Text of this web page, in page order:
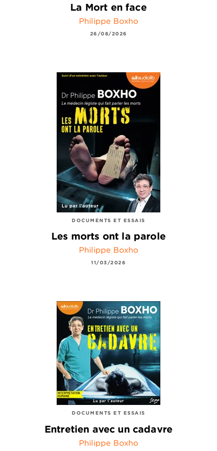
La Mort en face
Philippe Boxho
26/08/2026
DOCUMENTS ET ESSAIS
Les morts ont la parole
Philippe Boxho
11/03/2026
DOCUMENTS ET ESSAIS
Entretien avec un cadavre
Philippe Boxho